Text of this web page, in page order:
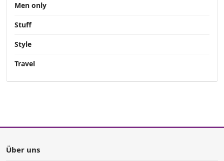
Men only
Stuff
Style
Travel
Über uns